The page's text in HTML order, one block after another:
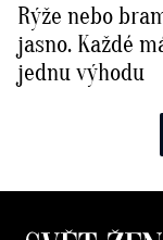
Rýže nebo
jasno. Každé
jednu výhodu